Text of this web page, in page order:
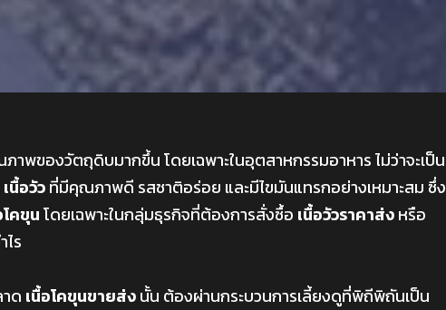
พของวัตถุดิบมากขึ้น โดยเฉพาะในอุตสาหกรรมอาหาร ไม่ว่าจะเป็น
เนื้อวัวที่มีคุณภาพดี รสชาติอร่อย และมีไขมันแทรกอย่างเหมาะสม ซึ่ง
โคขุนโดยเฉพาะในกลุ่มธุรกิจที่ต้องการสั่งซื้อ เนื้อวัวราคาส่งหรือ
ร
ด เนื้อโคขุนขายส่งนั้น ต้องผ่านกระบวนการเลี้ยงดูที่พิถีพิถันเป็น